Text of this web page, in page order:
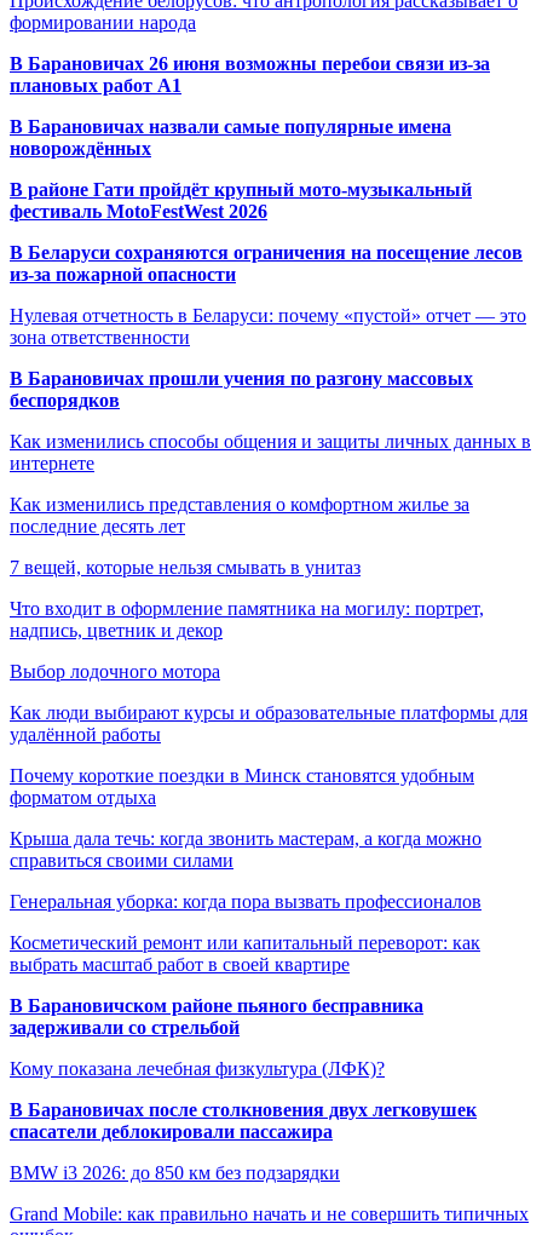
формировании народа
В Барановичах 26 июня возможны перебои связи из-за
плановых работ A1
В Барановичах назвали самые популярные имена
новорождённых
В районе Гати пройдёт крупный мото-музыкальный
фестиваль MotoFestWest 2026
В Беларуси сохраняются ограничения на посещение лесов
из-за пожарной опасности
Нулевая отчетность в Беларуси: почему «пустой» отчет — это
зона ответственности
В Барановичах прошли учения по разгону массовых
беспорядков
Как изменились способы общения и защиты личных данных в
интернете
Как изменились представления о комфортном жилье за
последние десять лет
7 вещей, которые нельзя смывать в унитаз
Что входит в оформление памятника на могилу: портрет,
надпись, цветник и декор
Выбор лодочного мотора
Как люди выбирают курсы и образовательные платформы для
удалённой работы
Почему короткие поездки в Минск становятся удобным
форматом отдыха
Крыша дала течь: когда звонить мастерам, а когда можно
справиться своими силами
Генеральная уборка: когда пора вызвать профессионалов
Косметический ремонт или капитальный переворот: как
выбрать масштаб работ в своей квартире
В Барановичском районе пьяного бесправника
задерживали со стрельбой
Кому показана лечебная физкультура (ЛФК)?
В Барановичах после столкновения двух легковушек
спасатели деблокировали пассажира
BMW i3 2026: до 850 км без подзарядки
Grand Mobile: как правильно начать и не совершить типичных